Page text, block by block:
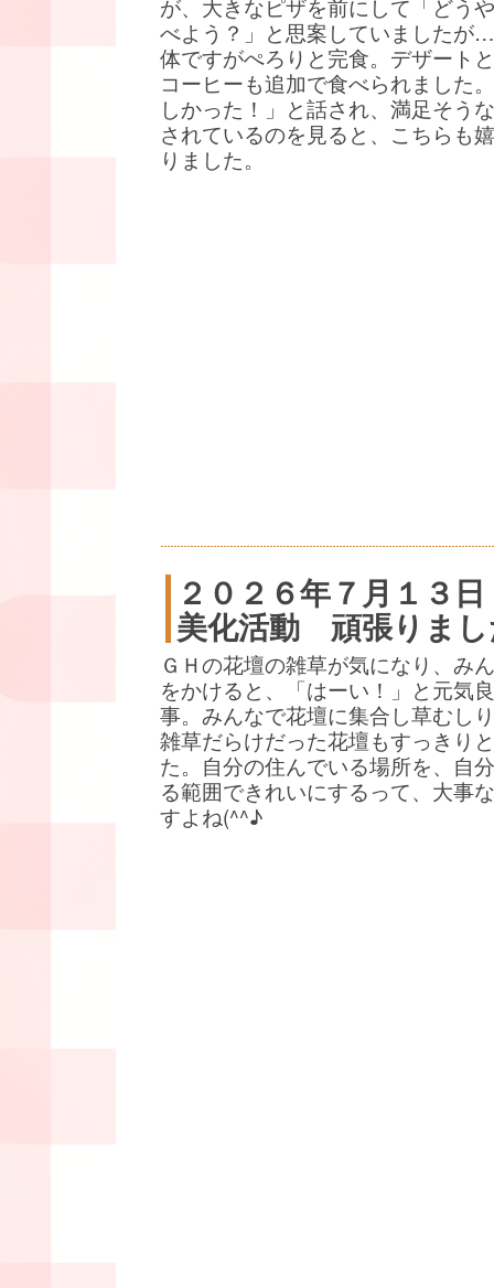
が、大きなピザを前にして「どう
べよう？」と思案していましたが
体ですがぺろりと完食。デザート
コーヒーも追加で食べられました
しかった！」と話され、満足そう
されているのを見ると、こちらも
りました。
２０２６年７月１３日
美化活動 頑張りま
ＧＨの花壇の雑草が気になり、み
をかけると、「はーい！」と元気
事。みんなで花壇に集合し草むし
雑草だらけだった花壇もすっきり
た。自分の住んでいる場所を、自
る範囲できれいにするって、大事
すよね(^^♪